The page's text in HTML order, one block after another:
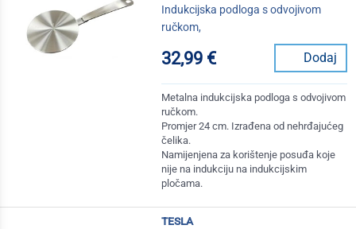
Indukcijska podloga s odvojivom
ručkom,
32,99 € Dodaj
Metalna indukcijska podloga s odvojivom
ručkom.
Promjer 24 cm. Izrađena od nehrđajućeg
čelika.
Namijenjena za korištenje posuđa koje
nije na indukciju na indukcijskim
pločama.
tesla